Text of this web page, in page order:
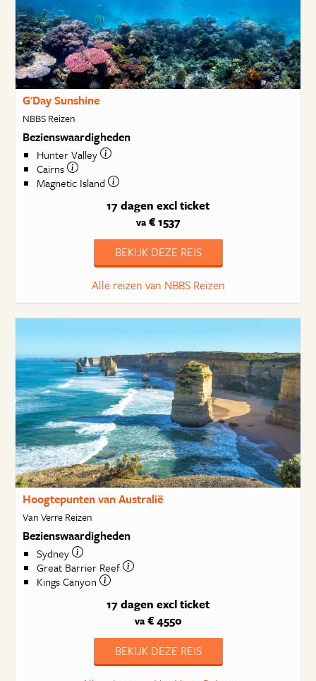
G'Day Sunshine
NBBS Reizen
Bezienswaardigheden
Hunter Valley
Cairns
Magnetic Island
17 dagen excl ticket
va€ 1537
BEKIJK DEZE REIS
Alle reizen van NBBS Reizen
Hoogtepunten van Australië
Van Verre Reizen
Bezienswaardigheden
Sydney
Great Barrier Reef
Kings Canyon
17 dagen excl ticket
va€ 4550
BEKIJK DEZE REIS